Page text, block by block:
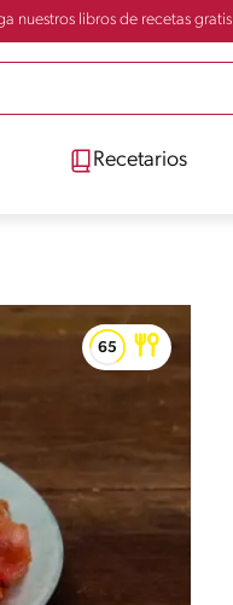
nuestros libros de recetas gratis
Recetarios